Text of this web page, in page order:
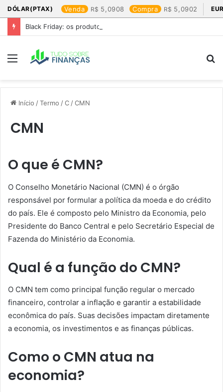
DÓLAR(PTAX) Venda 5,0908 Compra 5,0902
Black Friday: os produtos que mais valem a pena
Menu
Início /Termo /C /CMN
CMN
O que é CMN?
O Conselho Monetário Nacional (CMN) é o órgão
responsável por formular a política da moeda e do crédito
do país. Ele é composto pelo Ministro da Economia, pelo
Presidente do Banco Central e pelo Secretário Especial de
Fazenda do Ministério da Economia.
Qual é a função do CMN?
O CMN tem como principal função regular o mercado
financeiro, controlar a inflação e garantir a estabilidade
econômica do país. Suas decisões impactam diretamente
a economia, os investimentos e as finanças públicas.
Como o CMN atua na
economia?